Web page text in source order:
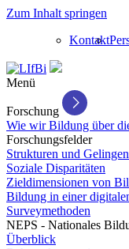
Zum Inhalt springen
Kontakt
Menü
Forschung
Wie wir Bildung über
Forschungsfelder
Strukturen und
Soziale Disparitäten
Zieldimensionen von
Bildung in einer
Surveymethoden
NEPS - Nationales
Überblick